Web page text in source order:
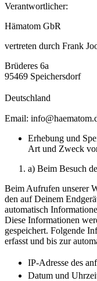
Verantwortlicher:
Hämatom GbR
vertreten durch Frank
Brüderes 6a
95469 Speichersdorf
Deutschland
Email:
Erhebung und
Art und Zweck
a) Beim Besuch
Beim Aufrufen unserer
den auf Deinem
automatisch
Diese Informationen
gespeichert. Folgende
erfasst und bis zur
IP-Adresse des
Datum und